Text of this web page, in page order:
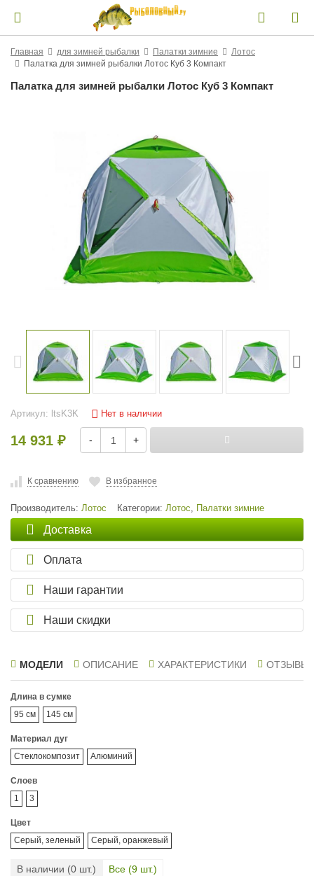
Главная для зимней рыбалки Палатки зимние
Лотос
Палатка для зимней рыбалки Лотос Куб 3 Компакт
Палатка для зимней рыбалки Лотос Куб 3 Компакт
Артикул: ltsK3K Нет в наличии
14 931 ₽ - +
К сравнению В избранное
Производитель: Лотос Категории: Лотос, Палатки зимние
Доставка
Оплата
Наши гарантии
Наши скидки
МОДЕЛИ ОПИСАНИЕ ХАРАКТЕРИСТИКИ ОТЗЫВЫ
Длина в сумке
95 см
145 см
Материал дуг
Стеклокомпозит
Алюминий
Слоев
1
3
Цвет
Серый, зеленый
Серый, оранжевый
В наличии (0 шт.) Все (9 шт.)